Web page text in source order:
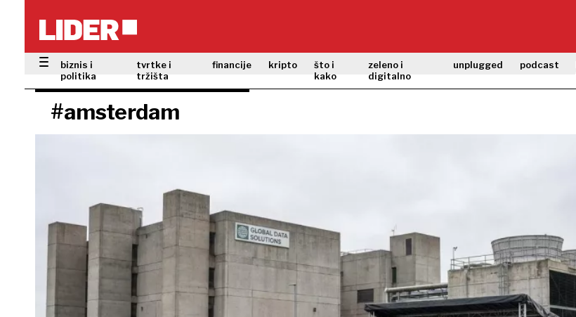
biznis i
politika
tvrtke i
tržišta
financije kripto
što i
kako
zeleno i
digitalno
unplugged podcast
#amsterdam